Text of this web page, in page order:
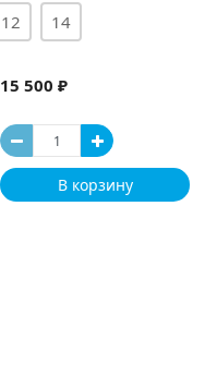
12 14
15 500 ₽
В корзину